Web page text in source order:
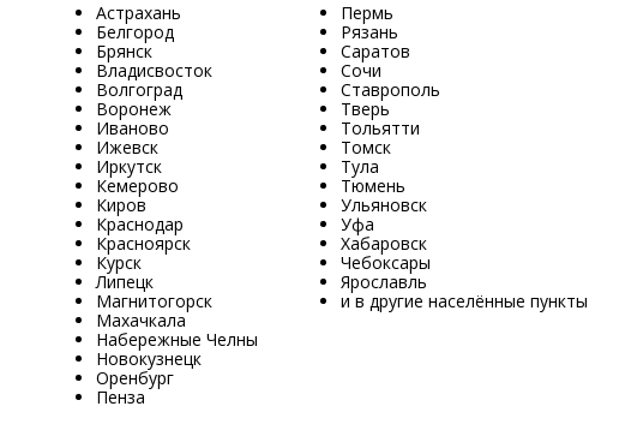
Астрахань
Белгород
Брянск
Владисвосток
Волгоград
Воронеж
Иваново
Ижевск
Иркутск
Кемерово
Киров
Краснодар
Красноярск
Курск
Липецк
Магнитогорск
Махачкала
Набережные Челны
Новокузнецк
Оренбург
Пенза
Пермь
Рязань
Саратов
Сочи
Ставрополь
Тверь
Тольятти
Томск
Тула
Тюмень
Ульяновск
Уфа
Хабаровск
Чебоксары
Ярославль
и в другие населённые пункты